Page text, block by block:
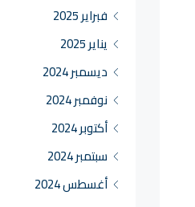
فبراير 2025
يناير 2025
ديسمبر 2024
نوفمبر 2024
أكتوبر 2024
سبتمبر 2024
أغسطس 2024